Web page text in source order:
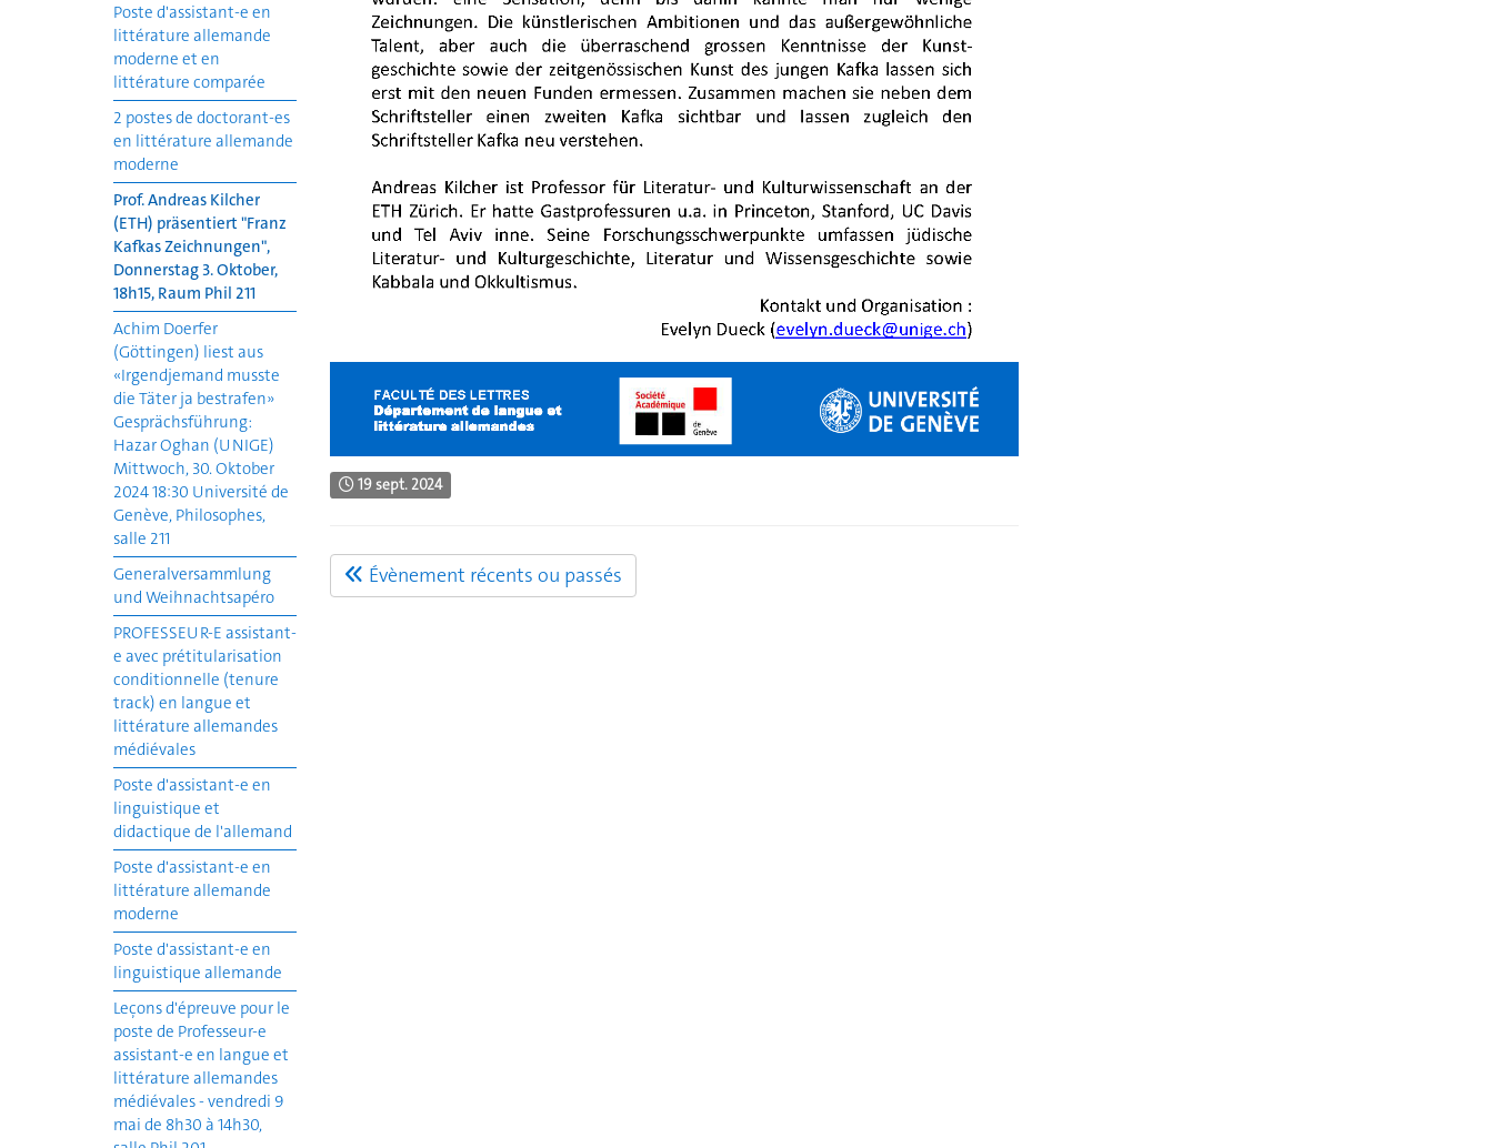
Poste d'assistant-e en
littérature allemande
moderne et en
littérature comparée
2 postes de doctorant-es
en littérature allemande
moderne
Prof. Andreas Kilcher
(ETH) präsentiert "Franz
Kafkas Zeichnungen",
Donnerstag 3. Oktober,
18h15, Raum Phil 211
Achim Doerfer
(Göttingen) liest aus
«Irgendjemand musste
die Täter ja bestrafen»
Gesprächsführung:
Hazar Oghan (UNIGE)
Mittwoch, 30. Oktober
2024 18:30 Université de
Genève, Philosophes,
salle 211
Generalversammlung
und Weihnachtsapéro
PROFESSEUR-E assistant-
e avec prétitularisation
conditionnelle (tenure
track) en langue et
littérature allemandes
médiévales
Poste d'assistant-e en
linguistique et
didactique de l'allemand
Poste d'assistant-e en
littérature allemande
moderne
Poste d'assistant-e en
linguistique allemande
Leçons d'épreuve pour le
poste de Professeur-e
assistant-e en langue et
littérature allemandes
médiévales - vendredi 9
mai de 8h30 à 14h30,
19 sept. 2024
Évènement récents ou passés